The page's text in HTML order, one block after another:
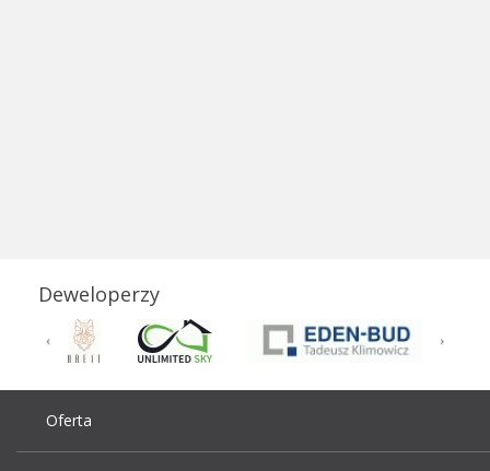
Deweloperzy
Oferta